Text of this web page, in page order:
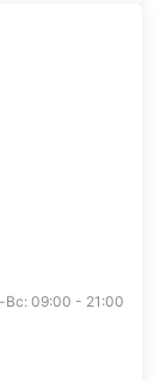
Вс: 09:00 - 21:00